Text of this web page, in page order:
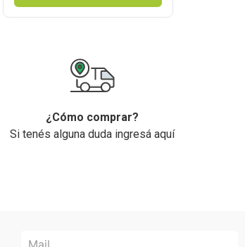
¿Cómo comprar?
Si tenés alguna duda ingresá aquí